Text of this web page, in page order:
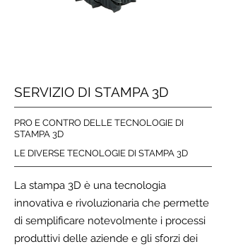
SERVIZIO DI STAMPA 3D
PRO E CONTRO DELLE TECNOLOGIE DI
STAMPA 3D
LE DIVERSE TECNOLOGIE DI STAMPA 3D
La stampa 3D è una tecnologia
innovativa e rivoluzionaria che permette
di semplificare notevolmente i processi
produttivi delle aziende e gli sforzi dei